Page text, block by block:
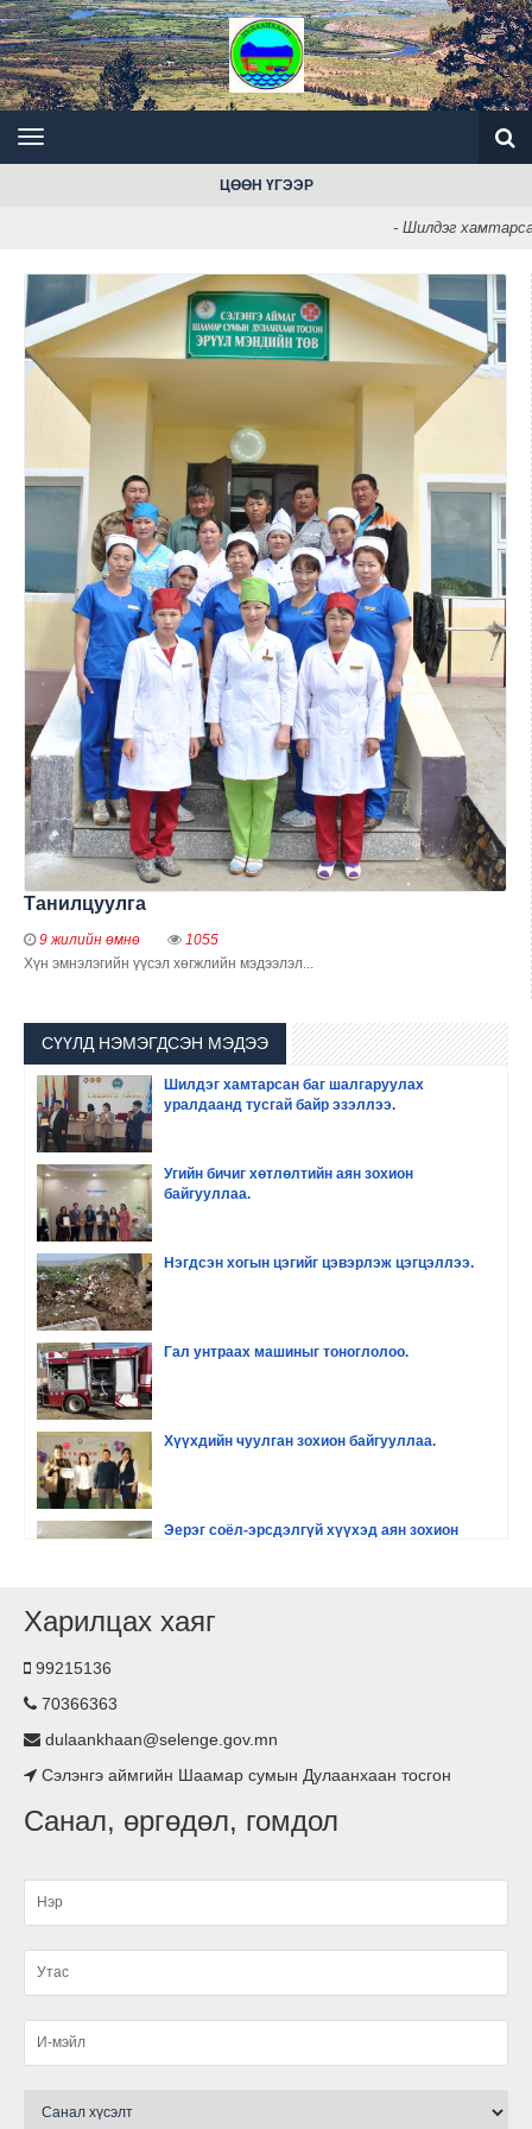
ЦӨӨН ҮГЭЭР
- Шилдэг
Танилцуулга
9 жилийн өмнө
1055
Хүн эмнэлэгийн үүсэл хөгжлийн мэдээлэл...
СҮҮЛД НЭМЭГДСЭН МЭДЭЭ
Шилдэг хамтарсан баг шалгаруулах
уралдаанд тусгай байр эзэллээ.
Угийн бичиг хөтлөлтийн аян зохион
байгууллаа.
Нэгдсэн хогын цэгийг цэвэрлэж цэгцэллээ.
Гал унтраах машиныг тоноглолоо.
Хүүхдийн чуулган зохион байгууллаа.
Эерэг соёл-эрсдэлгүй хүүхэд аян зохион
Хүүхдийн хөгжил оролцоо сургалт зохион
Туршлага судаллаа
Харилцах хаяг
99215136
70366363
dulaankhaan@selenge.gov.mn
Сэлэнгэ аймгийн Шаамар сумын Дулаанхаан тосгон
Санал, өргөдөл, гомдол